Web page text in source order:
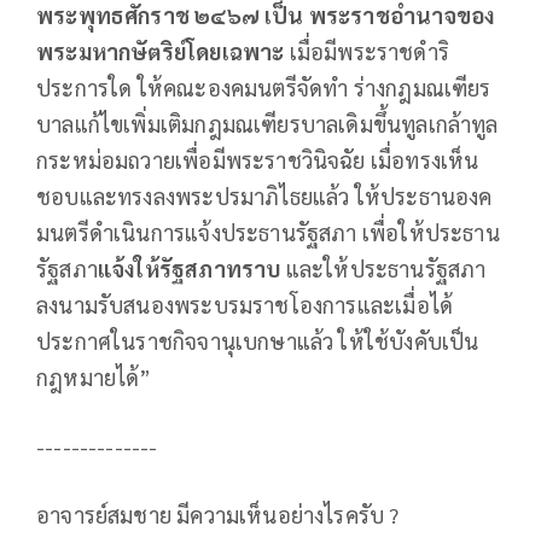
พระพุทธศักราช ๒๔๖๗ เป็น พระราชอํานาจของ
พระมหากษัตริย์โดยเฉพาะ เมื่อมีพระราชดําริ
ประการใด ให้คณะองคมนตรีจัดทํา ร่างกฎมณเฑียร
บาลแก้ไขเพิ่มเติมกฎมณเฑียรบาลเดิมขึ้นทูลเกล้าทูล
กระหม่อมถวายเพื่อมีพระราชวินิจฉัย เมื่อทรงเห็น
ชอบและทรงลงพระปรมาภิไธยแล้ว ให้ประธานองค
มนตรีดําเนินการแจ้งประธานรัฐสภา เพื่อให้ประธาน
รัฐสภาแจ้งให้รัฐสภาทราบ และให้ประธานรัฐสภา
ลงนามรับสนองพระบรมราชโองการและเมื่อได้
ประกาศในราชกิจจานุเบกษาแล้ว ให้ใช้บังคับเป็น
กฎหมายได้”
--------------
อาจารย์สมชาย มีความเห็นอย่างไรครับ ?